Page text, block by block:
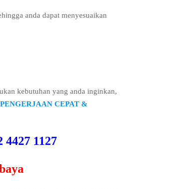
anda dapat menyesuaikan
kebutuhan yang anda inginkan,
CEPAT &
1127